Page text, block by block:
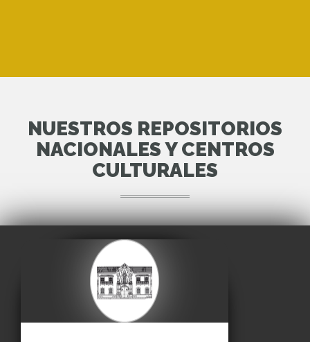
NUESTROS REPOSITORIOS
NACIONALES Y CENTROS
CULTURALES